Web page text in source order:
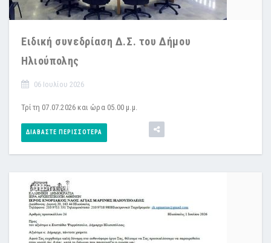
Ειδική συνεδρίαση Δ.Σ. του Δήμου
Ηλιούπολης
06 Ιουλίου 2026
Τρίτη 07.07.2026 και ώρα 05.00 μ.μ.
ΔΙΑΒΆΣΤΕ ΠΕΡΙΣΣΌΤΕΡΑ